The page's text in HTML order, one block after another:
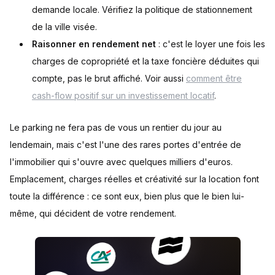
demande locale. Vérifiez la politique de stationnement
de la ville visée.
Raisonner en rendement net : c'est le loyer une fois les
charges de copropriété et la taxe foncière déduites qui
compte, pas le brut affiché. Voir aussi comment être
cash-flow positif sur un investissement locatif.
Le parking ne fera pas de vous un rentier du jour au
lendemain, mais c'est l'une des rares portes d'entrée de
l'immobilier qui s'ouvre avec quelques milliers d'euros.
Emplacement, charges réelles et créativité sur la location font
toute la différence : ce sont eux, bien plus que le bien lui-
même, qui décident de votre rendement.